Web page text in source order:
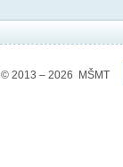
© 2013 – 2026 MŠMT